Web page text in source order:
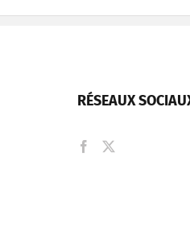
RÉSEAUX